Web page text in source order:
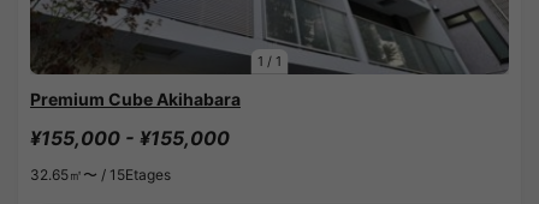
1 / 1
Premium Cube Akihabara
¥155,000 - ¥155,000
32.65㎡〜 / 15Etages